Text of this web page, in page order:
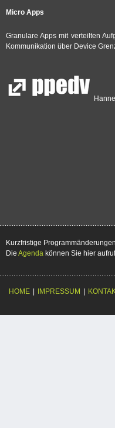
Micro Apps
Granulare Apps mit verteilten
Kommunikation über Device
Kurzfristige
Die Agenda können Sie hier
HOME IMPRESSUM